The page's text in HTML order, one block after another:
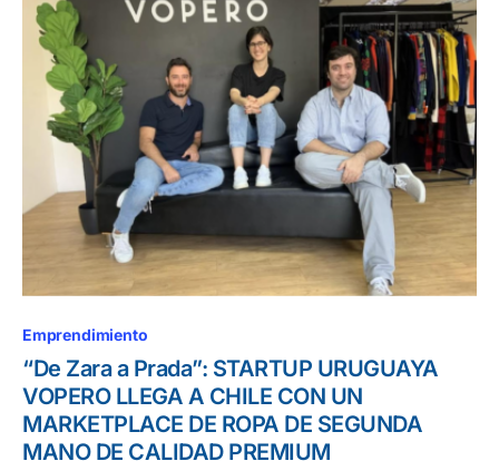
Emprendimiento
“De Zara a Prada”: STARTUP URUGUAYA
VOPERO LLEGA A CHILE CON UN
MARKETPLACE DE ROPA DE SEGUNDA
MANO DE CALIDAD PREMIUM